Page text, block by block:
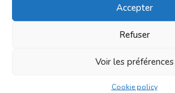
Accepter
Refuser
Voir les préférences
Cookie policy